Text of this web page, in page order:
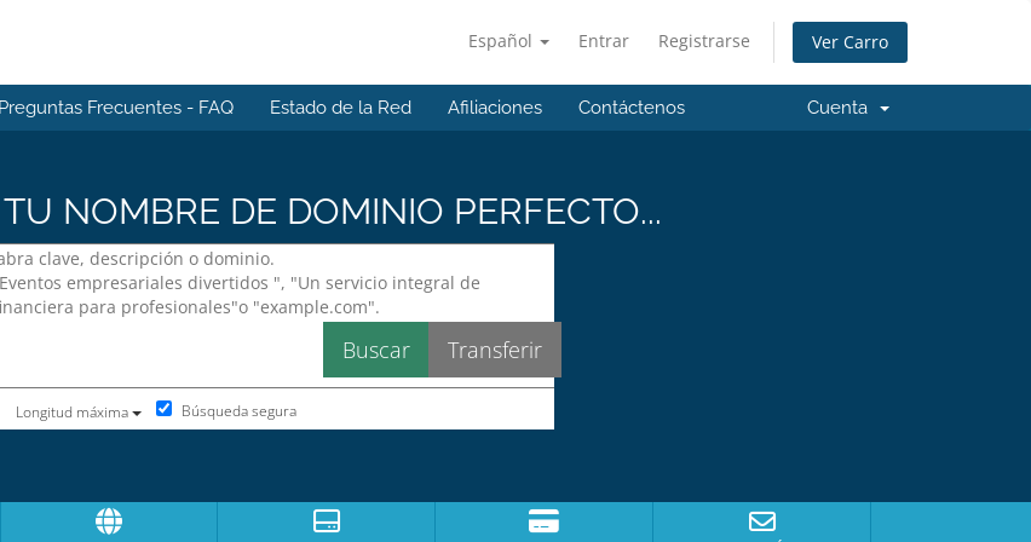
Español Entrar Registrarse Ver Carro
Preguntas Frecuentes - FAQ Estado de la Red Afiliaciones Contáctenos Cuenta
NOMBRE DE DOMINIO PERFECTO...
Longitud máxima Búsqueda segura